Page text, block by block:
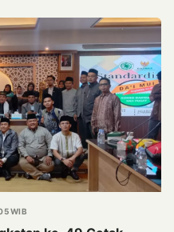
WIB